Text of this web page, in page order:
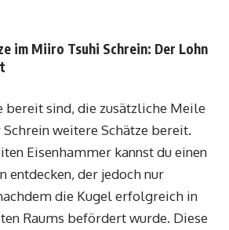
im Miiro Tsuhi Schrein: Der Lohn
bereit sind, die zusätzliche Meile
weitere Schätze bereit.
Eisenhammer kannst du einen
entdecken, der jedoch nur
die Kugel erfolgreich in
Raums befördert wurde. Diese